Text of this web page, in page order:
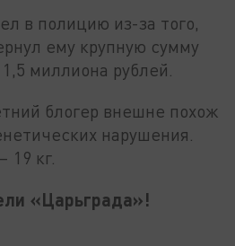
в полицию из-за того,
ему крупную сумму
миллиона рублей.
блогер внешне похож
нарушения.
19 кг.
«Царьграда»!